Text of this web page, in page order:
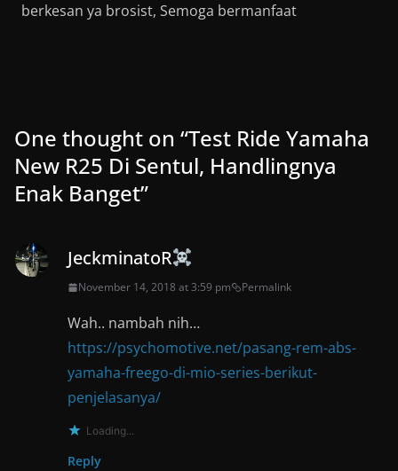
berkesan ya brosist, Semoga bermanfaat
One thought on “Test Ride Yamaha
New R25 Di Sentul, Handlingnya
Enak Banget”
JeckminatoR
November 14, 2018 at 3:59 pm Permalink
Wah.. nambah nih…
https://psychomotive.net/pasang-rem-abs-
yamaha-freego-di-mio-series-berikut-
penjelasanya/
Loading...
Reply